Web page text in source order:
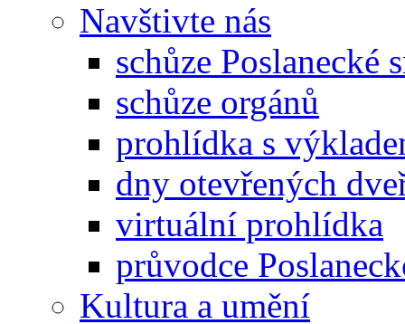
Navštivte nás
schůze Poslanecké
schůze orgánů
prohlídka s
dny otevřených
virtuální prohlídka
průvodce
Kultura a umění